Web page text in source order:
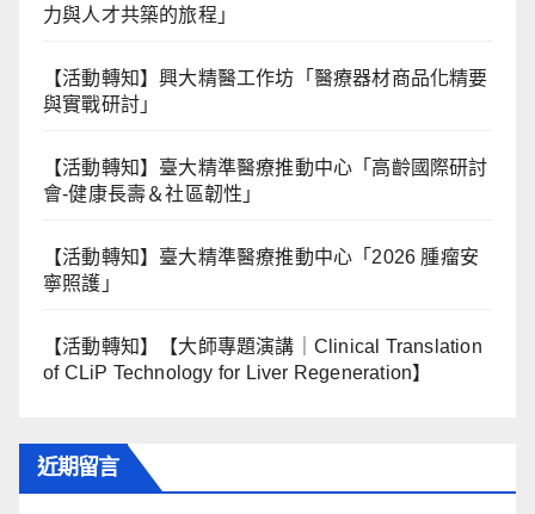
力與⼈才共築的旅程」
【活動轉知】興大精醫工作坊「醫療器材商品化精要
與實戰研討」
【活動轉知】臺大精準醫療推動中心「高齡國際研討
會-健康長壽＆社區韌性」
【活動轉知】臺大精準醫療推動中心「2026 腫瘤安
寧照護」
【活動轉知】【大師專題演講｜Clinical Translation
of CLiP Technology for Liver Regeneration】
近期留言